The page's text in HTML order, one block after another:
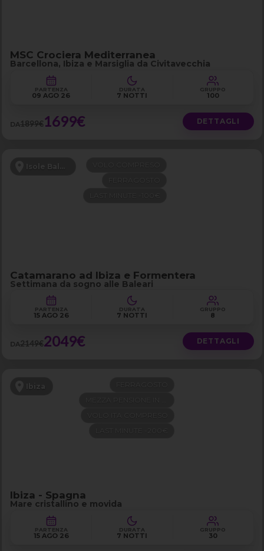
MSC Crociera Mediterranea
Barcellona, Ibiza e Marsiglia da Civitavecchia
PARTENZA
09 AGO 26
DURATA
7 NOTTI
GRUPPO
100
DA1899€1699€ DETTAGLI
Isole Baleari
Catamarano ad Ibiza e Formentera
Settimana da sogno alle Baleari
PARTENZA
15 AGO 26
DURATA
7 NOTTI
GRUPPO
8
DA2149€2049€ DETTAGLI
Ibiza
Ibiza - Spagna
Mare cristallino e movida
PARTENZA
15 AGO 26
DURATA
7 NOTTI
GRUPPO
30